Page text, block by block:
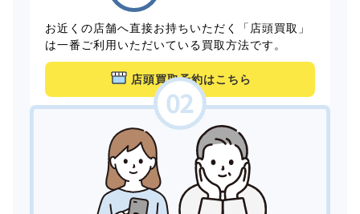
お近くの店舗へ直接お持ちいただく「店頭買取」
は一番ご利用いただいている買取方法です。
店頭買取予約はこちら